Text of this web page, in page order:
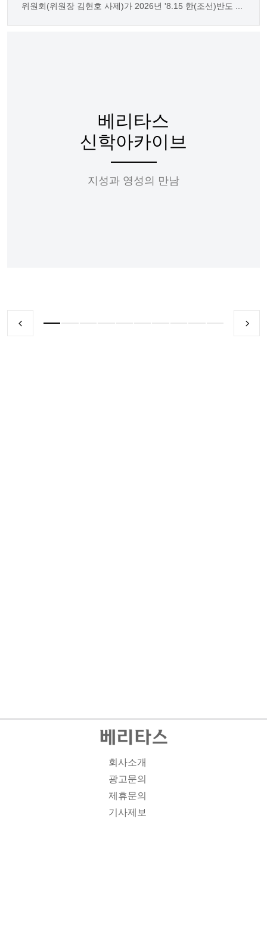
위원회(위원장 김현호 사제)가 2026년 '8.15 한(조선)반도 ...
베리타스
신학아카이브
지성과 영성의 만남
회사소개
광고문의
제휴문의
기사제보